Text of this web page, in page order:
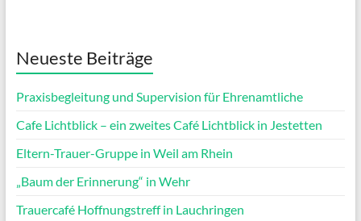
Neueste Beiträge
Praxisbegleitung und Supervision für Ehrenamtliche
Cafe Lichtblick – ein zweites Café Lichtblick in Jestetten
Eltern-Trauer-Gruppe in Weil am Rhein
„Baum der Erinnerung“ in Wehr
Trauercafé Hoffnungstreff in Lauchringen